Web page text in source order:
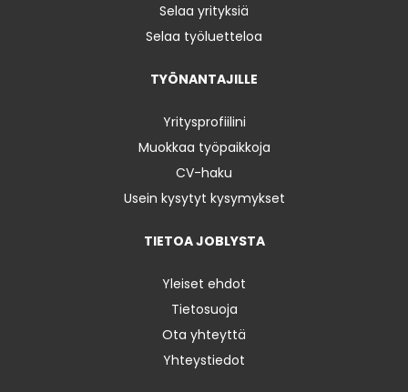
Selaa yrityksiä
Selaa työluetteloa
TYÖNANTAJILLE
Yritysprofiilini
Muokkaa työpaikkoja
CV-haku
Usein kysytyt kysymykset
TIETOA JOBLYSTA
Yleiset ehdot
Tietosuoja
Ota yhteyttä
Yhteystiedot